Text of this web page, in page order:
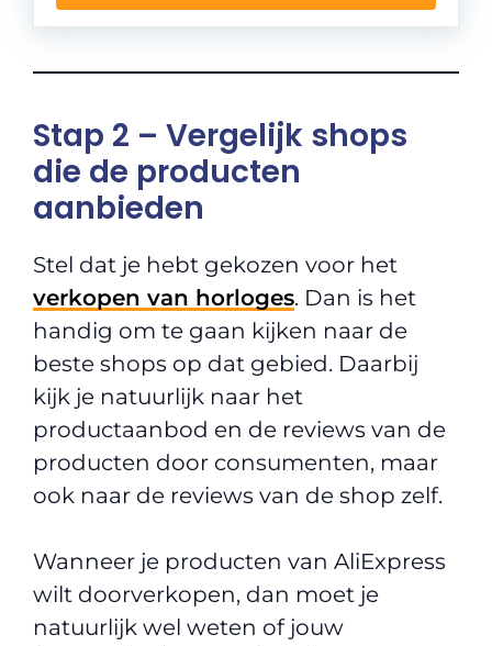
Stap 2 – Vergelijk shops
die de producten
aanbieden
Stel dat je hebt gekozen voor het
verkopen van horloges. Dan is het
handig om te gaan kijken naar de
beste shops op dat gebied. Daarbij
kijk je natuurlijk naar het
productaanbod en de reviews van de
producten door consumenten, maar
ook naar de reviews van de shop zelf.
Wanneer je producten van AliExpress
wilt doorverkopen, dan moet je
natuurlijk wel weten of jouw